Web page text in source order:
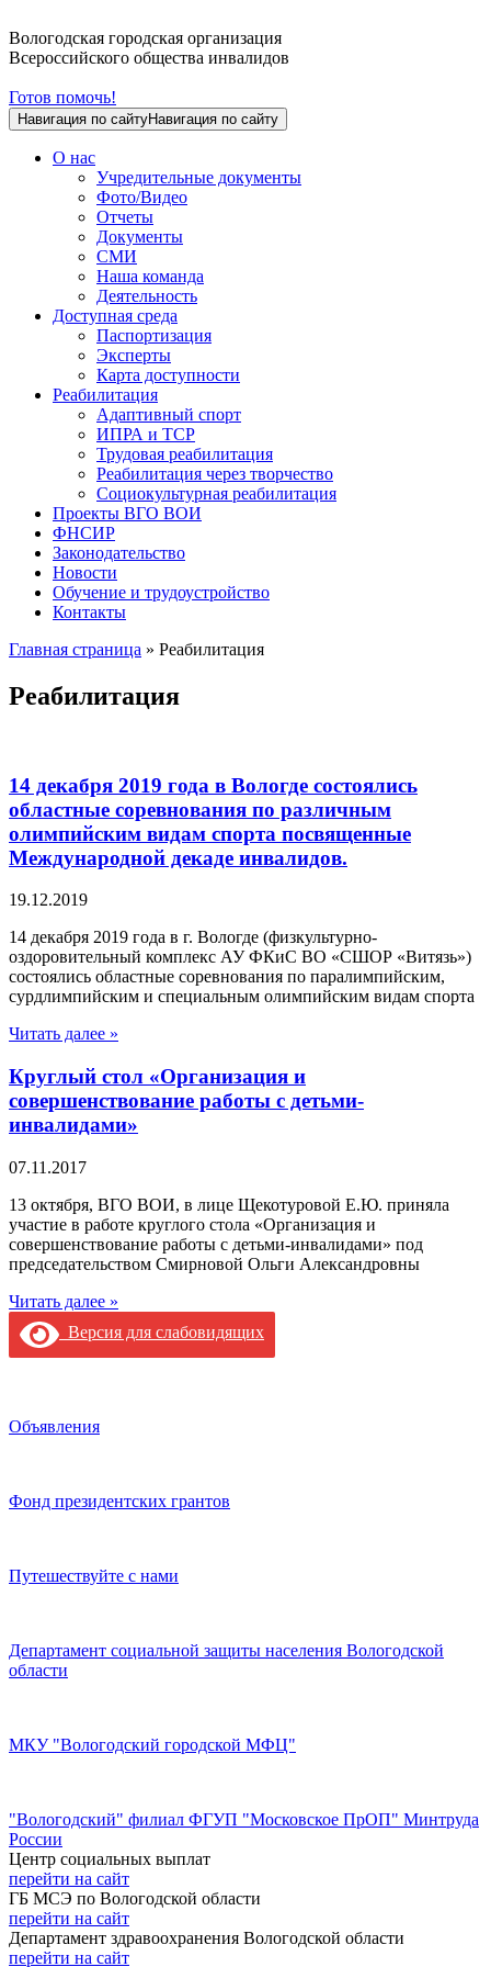
Вологодская городская организация
Всероссийского общества инвалидов
Готов помочь!
Навигация по сайтуНавигация по сайту
О нас
Учредительные документы
Фото/Видео
Отчеты
Документы
СМИ
Наша команда
Деятельность
Доступная среда
Паспортизация
Эксперты
Карта доступности
Реабилитация
Адаптивный спорт
ИПРА и ТСР
Трудовая реабилитация
Реабилитация через творчество
Социокультурная реабилитация
Проекты ВГО ВОИ
ФНСИР
Законодательство
Новости
Обучение и трудоустройство
Контакты
Главная страница » Реабилитация
Реабилитация
14 декабря 2019 года в Вологде состоялись
областные соревнования по различным
олимпийским видам спорта посвященные
Международной декаде инвалидов.
19.12.2019
14 декабря 2019 года в г. Вологде (физкультурно-
оздоровительный комплекс АУ ФКиС ВО «СШОР «Витязь»)
состоялись областные соревнования по паралимпийским,
сурдлимпийским и специальным олимпийским видам спорта
Читать далее »
Круглый стол «Организация и
совершенствование работы с детьми-
инвалидами»
07.11.2017
13 октября, ВГО ВОИ, в лице Щекотуровой Е.Ю. приняла
участие в работе круглого стола «Организация и
совершенствование работы с детьми-инвалидами» под
председательством Смирновой Ольги Александровны
Читать далее »
Версия для слабовидящих
Объявления
Фонд президентских грантов
Путешествуйте с нами
Департамент социальной защиты населения Вологодской
области
МКУ "Вологодский городской МФЦ"
"Вологодский" филиал ФГУП "Московское ПрОП" Минтруда
России
Центр социальных выплат
перейти на сайт
ГБ МСЭ по Вологодской области
перейти на сайт
Департамент здравоохранения Вологодской области
перейти на сайт